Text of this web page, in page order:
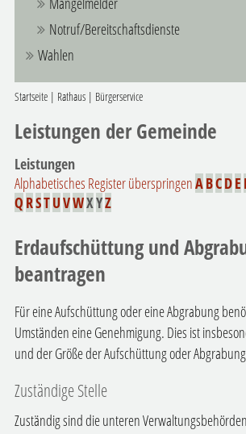
Notruf/Bereitschaftsdienste
Wahlen
Startseite| Rathaus| Bürgerservice
Leistungen der Gemeinde
Leistungen
Alphabetisches Register überspringenABCDE
Q RSTUVWXYZ
Erdaufschüttung und
beantragen
Für eine Aufschüttung oder eine Abgrabung
Umständen eine Genehmigung. Dies ist
und der Größe der Aufschüttung oder
Zuständige Stelle
Zuständig sind die unteren